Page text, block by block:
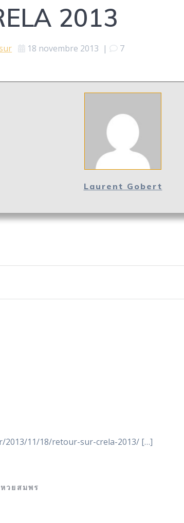
2013
18 novembre 2013 | 7
Laurent Gobert
2013/11/18/retour-sur-crela-2013/ […]
วยสมพร